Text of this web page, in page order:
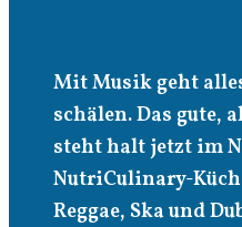
Mit Musik geht
schälen. Das gute,
steht halt jetzt im
NutriCulinary-
Reggae, Ska und